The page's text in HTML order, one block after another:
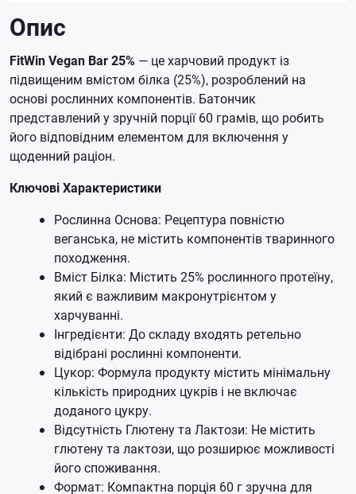
Опис
FitWin Vegan Bar 25% — це харчовий продукт із
підвищеним вмістом білка (25%), розроблений на
основі рослинних компонентів. Батончик
представлений у зручній порції 60 грамів, що робить
його відповідним елементом для включення у
щоденний раціон.
Ключові Характеристики
Рослинна Основа: Рецептура повністю
веганська, не містить компонентів тваринного
походження.
Вміст Білка: Містить 25% рослинного протеїну,
який є важливим макронутрієнтом у
харчуванні.
Інгредієнти: До складу входять ретельно
відібрані рослинні компоненти.
Цукор: Формула продукту містить мінімальну
кількість природних цукрів і не включає
доданого цукру.
Відсутність Глютену та Лактози: Не містить
глютену та лактози, що розширює можливості
його споживання.
Формат: Компактна порція 60 г зручна для